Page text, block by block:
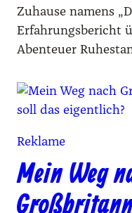
Zuhause namens
Erfahrungsbericht
Abenteuer
Reklame
Mein Weg